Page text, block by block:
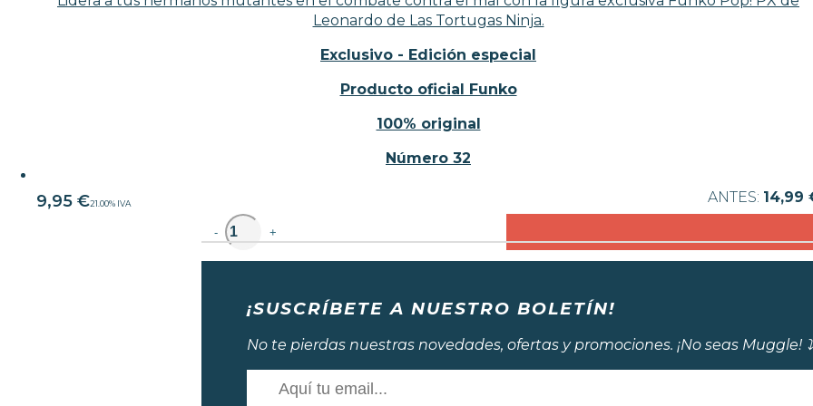
Leonardo de Las Tortugas Ninja.
Exclusivo - Edición especial
Producto oficial Funko
100% original
Número 32
14,99
9,95 €21.00% IVA
- +
¡SUSCRÍBETE A NUESTRO BOLETÍN!
No te pierdas nuestras novedades, ofertas y promociones. ¡No seas Muggle! ⤵️